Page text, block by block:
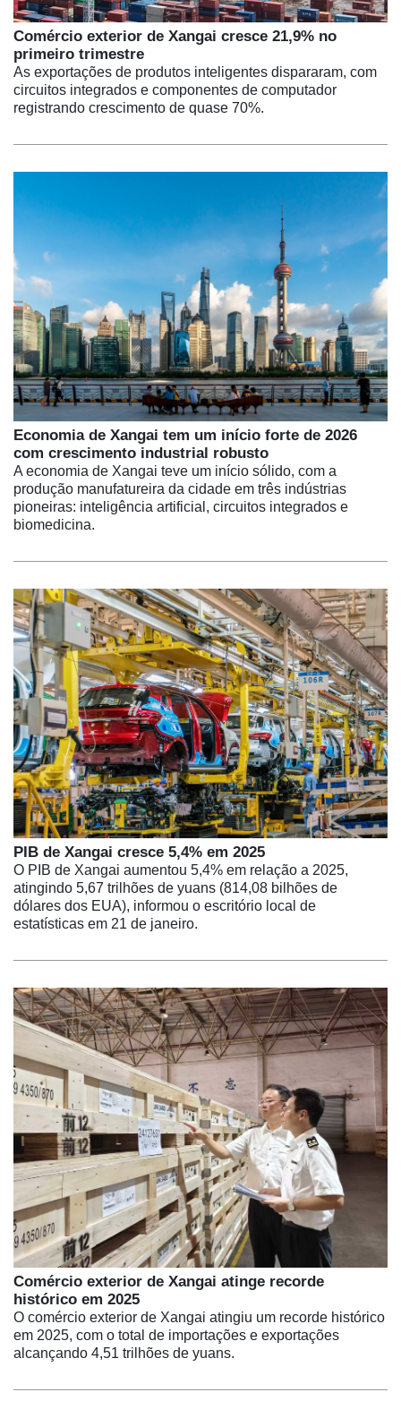
Comércio exterior de Xangai cresce 21,9% no
primeiro trimestre
As exportações de produtos inteligentes dispararam, com
circuitos integrados e componentes de computador
registrando crescimento de quase 70%.
Economia de Xangai tem um início forte de 2026
com crescimento industrial robusto
A economia de Xangai teve um início sólido, com a
produção manufatureira da cidade em três indústrias
pioneiras: inteligência artificial, circuitos integrados e
biomedicina.
PIB de Xangai cresce 5,4% em 2025
O PIB de Xangai aumentou 5,4% em relação a 2025,
atingindo 5,67 trilhões de yuans (814,08 bilhões de
dólares dos EUA), informou o escritório local de
estatísticas em 21 de janeiro.
Comércio exterior de Xangai atinge recorde
histórico em 2025
O comércio exterior de Xangai atingiu um recorde histórico
em 2025, com o total de importações e exportações
alcançando 4,51 trilhões de yuans.